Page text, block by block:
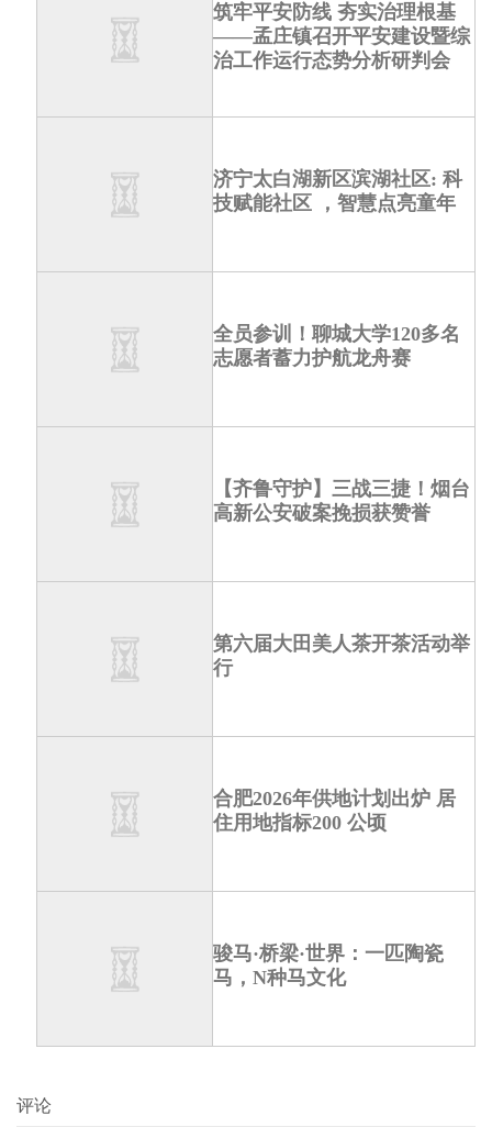
筑牢平安防线 夯实治理根基
——孟庄镇召开平安建设暨综
治工作运行态势分析研判会
济宁太白湖新区滨湖社区: 科
技赋能社区 ，智慧点亮童年
全员参训！聊城大学120多名
志愿者蓄力护航龙舟赛
【齐鲁守护】三战三捷！烟台
高新公安破案挽损获赞誉
第六届大田美人茶开茶活动举
行
合肥2026年供地计划出炉 居
住用地指标200 公顷
骏马·桥梁·世界：一匹陶瓷
马，N种马文化
评论